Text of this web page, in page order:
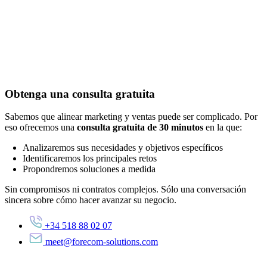
Obtenga una consulta gratuita
Sabemos que alinear marketing y ventas puede ser complicado. Por
eso ofrecemos una consulta gratuita de 30 minutos en la que:
Analizaremos sus necesidades y objetivos específicos
Identificaremos los principales retos
Propondremos soluciones a medida
Sin compromisos ni contratos complejos. Sólo una conversación
sincera sobre cómo hacer avanzar su negocio.
+34 518 88 02 07
meet@forecom-solutions.com